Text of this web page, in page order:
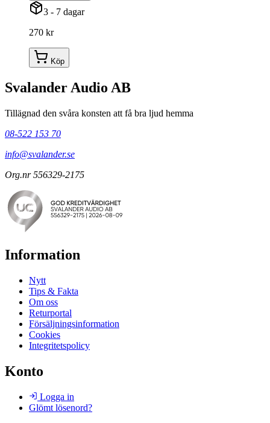
3 - 7 dagar
270 kr
Köp
Svalander Audio AB
Tillägnad den svåra konsten att få bra ljud hemma
08-522 153 70
info@svalander.se
Org.nr 556329-2175
Information
Nytt
Tips & Fakta
Om oss
Returportal
Försäljningsinformation
Cookies
Integritetspolicy
Konto
Logga in
Glömt lösenord?